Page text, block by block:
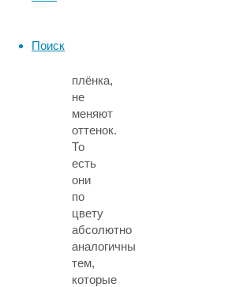
Поиск
плёнка,
не
меняют
оттенок.
То
есть
они
по
цвету
абсолютно
аналогичны
тем,
которые